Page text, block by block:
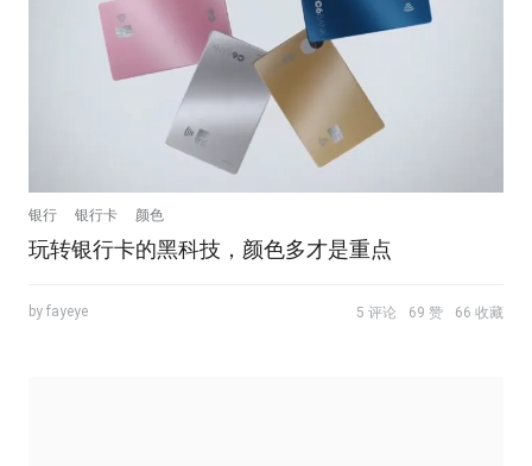
银行 银行卡 颜色
玩转银行卡的黑科技，颜色多才是重点
by fayeye 5 评论 69 赞 66 收藏